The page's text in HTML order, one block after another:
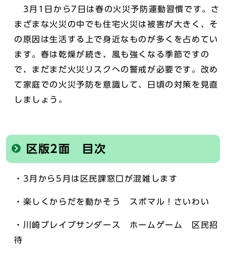
3月1日から7日は春の火災予防運動習慣です。さ
まざまな火災の中でも住宅火災は被害が大きく、そ
の原因は生活する上で身近なものが多くを占めてい
ます。春は乾燥が続き、風も強くなる季節ですの
で、まだまだ火災リスクへの警戒が必要です。改め
て家庭での火災予防を意識して、日頃の対策を見直
しましょう。
区版2面 目次
・3月から5月は区民課窓口が混雑します
・楽しくからだを動かそう スポマル！さいわい
・川崎ブレイブサンダース ホームゲーム 区民招
待